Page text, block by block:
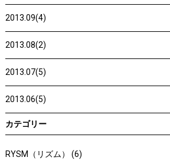
2013.09(4)
2013.08(2)
2013.07(5)
2013.06(5)
カテゴリー
RYSM（リズム） (6)